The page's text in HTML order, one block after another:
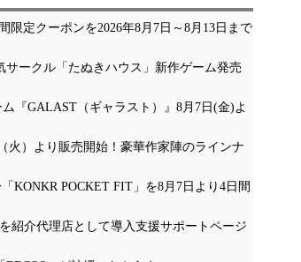
限定クーポンを2026年8月7日～8月13日まで
ークル「たぬきハウス」新作ゲーム発売
『GALAST（ギャラスト）』8月7日(金)よ
火）より販売開始！豪華作家陣のラインナ
KONKR POCKET FIT」を8月7日より4日間
紹介代理店として導入支援サポートページ